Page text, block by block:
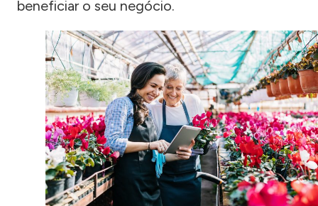
beneficiar o seu negócio.